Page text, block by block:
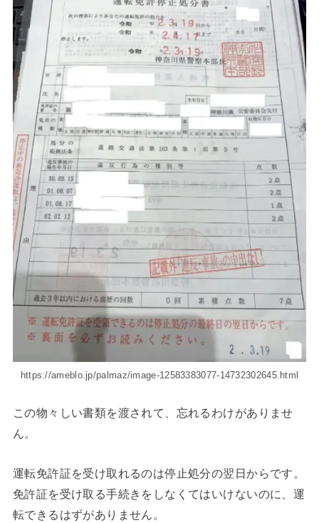
https://ameblo.jp/palmaz/image-12583383077-14732302645.html
この物々しい書類を渡されて、忘れるわけがありませ
ん。
運転免許証を受け取れるのは停止処分の翌日からです。
免許証を受け取る手続きをしなくてはいけないのに、運
転できるはずがありません。